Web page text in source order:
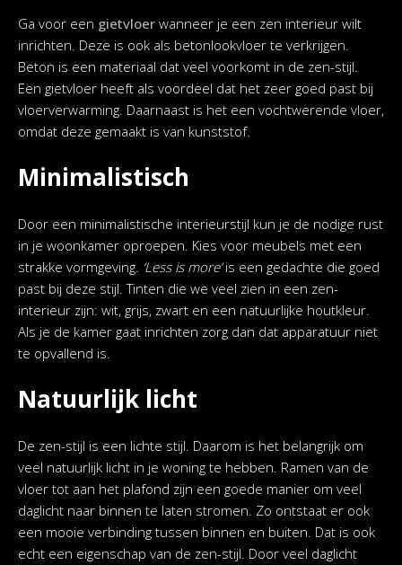
Ga voor een gietvloer wanneer je een zen interieur wilt
inrichten. Deze is ook als betonlookvloer te verkrijgen.
Beton is een materiaal dat veel voorkomt in de zen-stijl.
Een gietvloer heeft als voordeel dat het zeer goed past bij
vloerverwarming. Daarnaast is het een vochtwerende vloer,
omdat deze gemaakt is van kunststof.
Minimalistisch
Door een minimalistische interieurstijl kun je de nodige rust
in je woonkamer oproepen. Kies voor meubels met een
strakke vormgeving. ‘Less is more’is een gedachte die goed
past bij deze stijl. Tinten die we veel zien in een zen-
interieur zijn: wit, grijs, zwart en een natuurlijke houtkleur.
Als je de kamer gaat inrichten zorg dan dat apparatuur niet
te opvallend is.
Natuurlijk licht
De zen-stijl is een lichte stijl. Daarom is het belangrijk om
veel natuurlijk licht in je woning te hebben. Ramen van de
vloer tot aan het plafond zijn een goede manier om veel
daglicht naar binnen te laten stromen. Zo ontstaat er ook
een mooie verbinding tussen binnen en buiten. Dat is ook
echt een eigenschap van de zen-stijl. Door veel daglicht